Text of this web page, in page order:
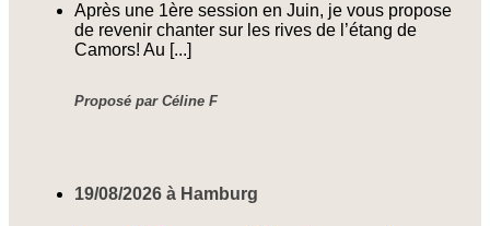
Après une 1ère session en Juin, je vous propose
de revenir chanter sur les rives de l’étang de
Camors! Au [...]
Proposé par Céline F
19/08/2026 à Hamburg